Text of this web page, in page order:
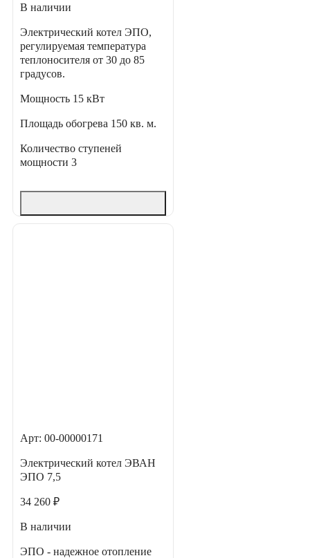
В наличии
Электрический котел ЭПО,
регулируемая температура
теплоносителя от 30 до 85
градусов.
Мощность 15 кВт
Площадь обогрева 150 кв. м.
Количество ступеней
мощности 3
Арт: 00-00000171
Электрический котел ЭВАН
ЭПО 7,5
34 260 ₽
В наличии
ЭПО - надежное отопление